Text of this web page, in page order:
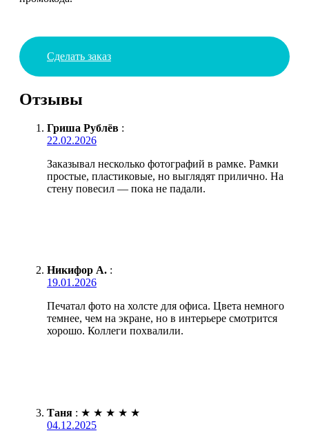
Сделать заказ
Отзывы
Гриша Рублёв :
22.02.2026
Заказывал несколько фотографий в рамке. Рамки
простые, пластиковые, но выглядят прилично. На
стену повесил — пока не падали.
Никифор А. :
19.01.2026
Печатал фото на холсте для офиса. Цвета немного
темнее, чем на экране, но в интерьере смотрится
хорошо. Коллеги похвалили.
Таня : ★ ★ ★ ★ ★
04.12.2025